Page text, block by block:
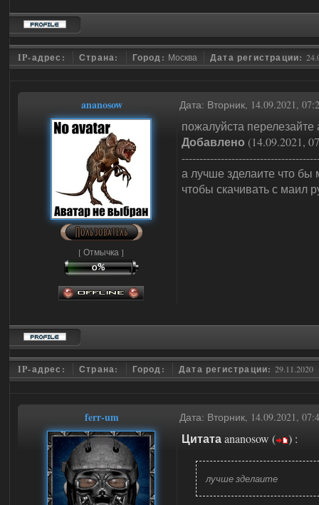
IP-адрес: Страна: Город: Москва Дата регистрации:
ananosow Дата: Вторник, 14.09.2021,
[ Отмычка ]
пожалуйста
Добавлено (14.09.2021,
а лучше зделаите что
чтобы скачивать с маил
IP-адрес: Страна: Город: Дата регистрации: 29.11.2020
ferr-um Дата: Вторник, 14.09.2021,
Цитатаananosow ( ) :
лучше зделаите